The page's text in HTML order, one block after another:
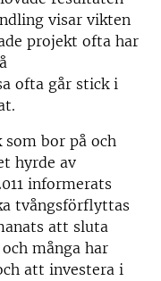
visar vikten
projekt ofta har
ofta går stick i
som bor på och
hyrde av
informerats
tvångsförflyttas
att sluta
många har
att investera i